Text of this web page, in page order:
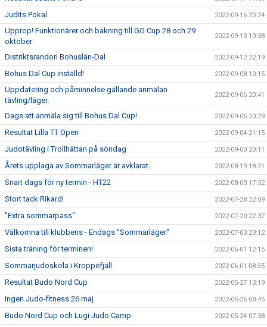
Judits Pokal 2022-09-16 23:24
Upprop! Funktionärer och bakning till GO Cup 28 och 29
oktober
2022-09-13 10:38
Distriktsrandori Bohuslän-Dal 2022-09-12 22:19
Bohus Dal Cup inställd! 2022-09-08 10:15
Uppdatering och påminnelse gällande anmälan
tävling/läger.
2022-09-06 20:41
Dags att anmäla sig till Bohus Dal Cup! 2022-09-06 20:29
Resultat Lilla TT Open 2022-09-04 21:15
Judotävling i Trollhättan på söndag 2022-09-03 20:11
Årets upplaga av Sommarläger är avklarat. 2022-08-19 18:21
Snart dags för ny termin - HT22 2022-08-03 17:32
Stort tack Rikard! 2022-07-28 22:09
"Extra sommarpass" 2022-07-20 22:37
Välkomna till klubbens - Endags "Sommarläger" 2022-07-03 23:12
Sista träning för terminen! 2022-06-01 12:15
Sommarjudoskola i Kroppefjäll 2022-06-01 08:55
Resultat Budo Nord Cup 2022-05-27 13:19
Ingen Judo-fitness 26 maj 2022-05-26 08:45
Budo Nord Cup och Lugi Judo Camp 2022-05-24 07:38